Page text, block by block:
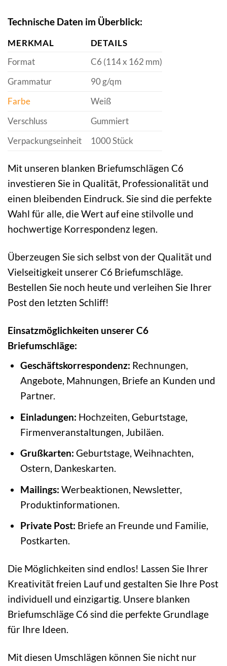
Technische Daten im Überblick:
MERKMAL
DETAILS
Format
C6 (114 x 162 mm)
Grammatur
90 g/qm
Farbe
Weiß
Verschluss
Gummiert
Verpackungseinheit
1000 Stück
Mit unseren blanken Briefumschlägen C6
investieren Sie in Qualität, Professionalität und
einen bleibenden Eindruck. Sie sind die perfekte
Wahl für alle, die Wert auf eine stilvolle und
hochwertige Korrespondenz legen.
Überzeugen Sie sich selbst von der Qualität und
Vielseitigkeit unserer C6 Briefumschläge.
Bestellen Sie noch heute und verleihen Sie Ihrer
Post den letzten Schliff!
Einsatzmöglichkeiten unserer C6
Briefumschläge:
Geschäftskorrespondenz: Rechnungen,
Angebote, Mahnungen, Briefe an Kunden und
Partner.
Einladungen: Hochzeiten, Geburtstage,
Firmenveranstaltungen, Jubiläen.
Grußkarten: Geburtstage, Weihnachten,
Ostern, Dankeskarten.
Mailings: Werbeaktionen, Newsletter,
Produktinformationen.
Private Post: Briefe an Freunde und Familie,
Postkarten.
Die Möglichkeiten sind endlos! Lassen Sie Ihrer
Kreativität freien Lauf und gestalten Sie Ihre Post
individuell und einzigartig. Unsere blanken
Briefumschläge C6 sind die perfekte Grundlage
für Ihre Ideen.
Mit diesen Umschlägen können Sie nicht nur